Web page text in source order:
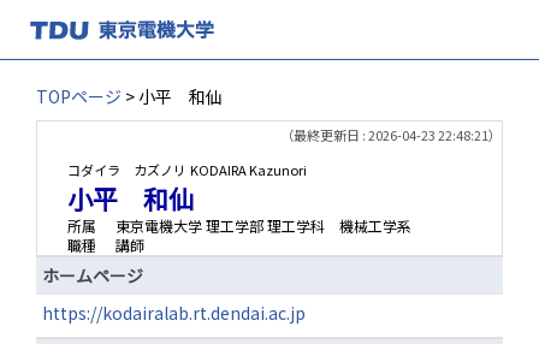
TOPページ > 小平 和仙
（最終更新日 : 2026-04-23 22:48:21）
コダイラ カズノリ KODAIRA Kazunori
小平 和仙
所属
東京電機大学 理工学部 理工学科 機械工学系
職種
講師
ホームページ
https://kodairalab.rt.dendai.ac.jp